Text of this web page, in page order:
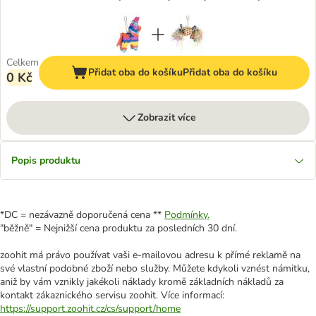
Celkem
0 Kč Přidat oba do košíkuPřidat oba do košíku
Zobrazit více
Popis produktu
*DC = nezávazně doporučená cena ** Podmínky.
"běžně" = Nejnižší cena produktu za posledních 30 dní.
zoohit má právo používat vaši e-mailovou adresu k přímé reklamě na
své vlastní podobné zboží nebo služby. Můžete kdykoli vznést námitku,
aniž by vám vznikly jakékoli náklady kromě základních nákladů za
kontakt zákaznického servisu zoohit. Více informací:
https://support.zoohit.cz/cs/support/home